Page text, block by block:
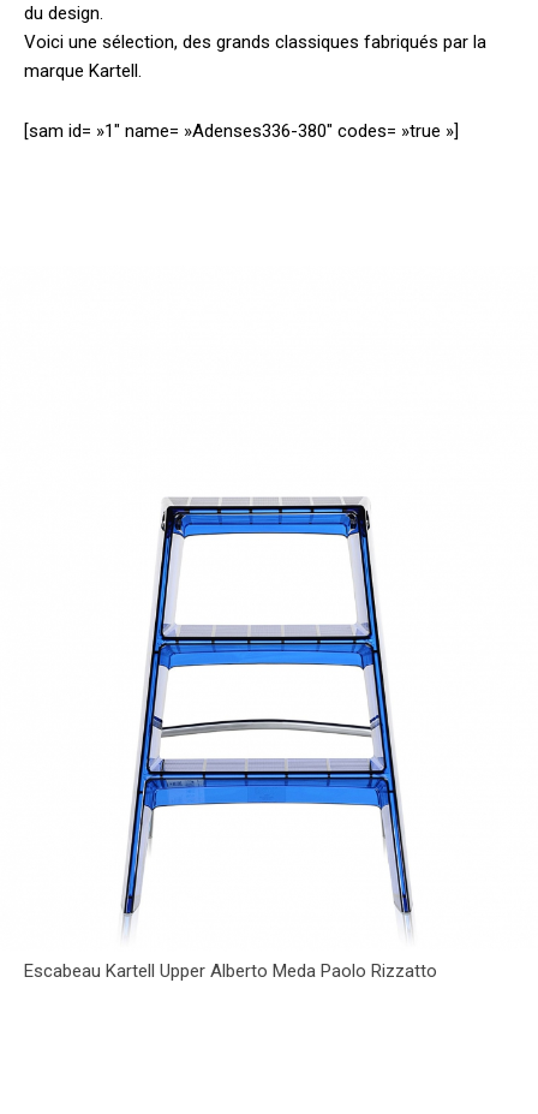
du design.
Voici une sélection, des grands classiques fabriqués par la
marque Kartell.
[sam id= »1″ name= »Adenses336-380″ codes= »true »]
Escabeau Kartell Upper Alberto Meda Paolo Rizzatto